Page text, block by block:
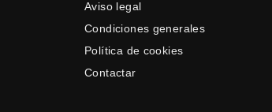
Aviso legal
Condiciones generales
Política de cookies
Contactar